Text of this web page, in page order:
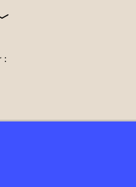
de faire des
liées à un espace,
l'espace (x,y,z), le
m la masse du corps
gravitationnelle.
: